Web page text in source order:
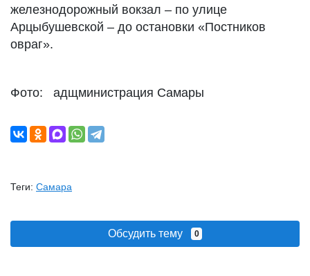
железнодорожный вокзал – по улице
Арцыбушевской – до остановки «Постников
овраг».
Фото: адщминистрация Самары
Теги: Самара
Обсудить тему 0